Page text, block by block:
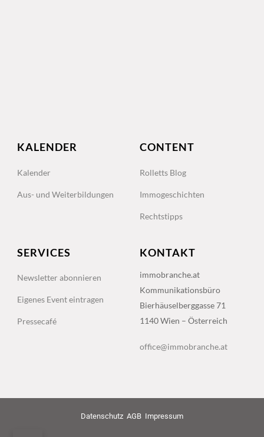
KALENDER
Kalender
Aus- und Weiterbildungen
CONTENT
Rolletts Blog
Immogeschichten
Rechtstipps
SERVICES
Newsletter abonnieren
Eigenes Event eintragen
Pressecafé
KONTAKT
immobranche.at
Kommunikationsbüro
Bierhäuselberggasse 71
1140 Wien – Österreich
office@immobranche.at
Datenschutz AGB Impressum